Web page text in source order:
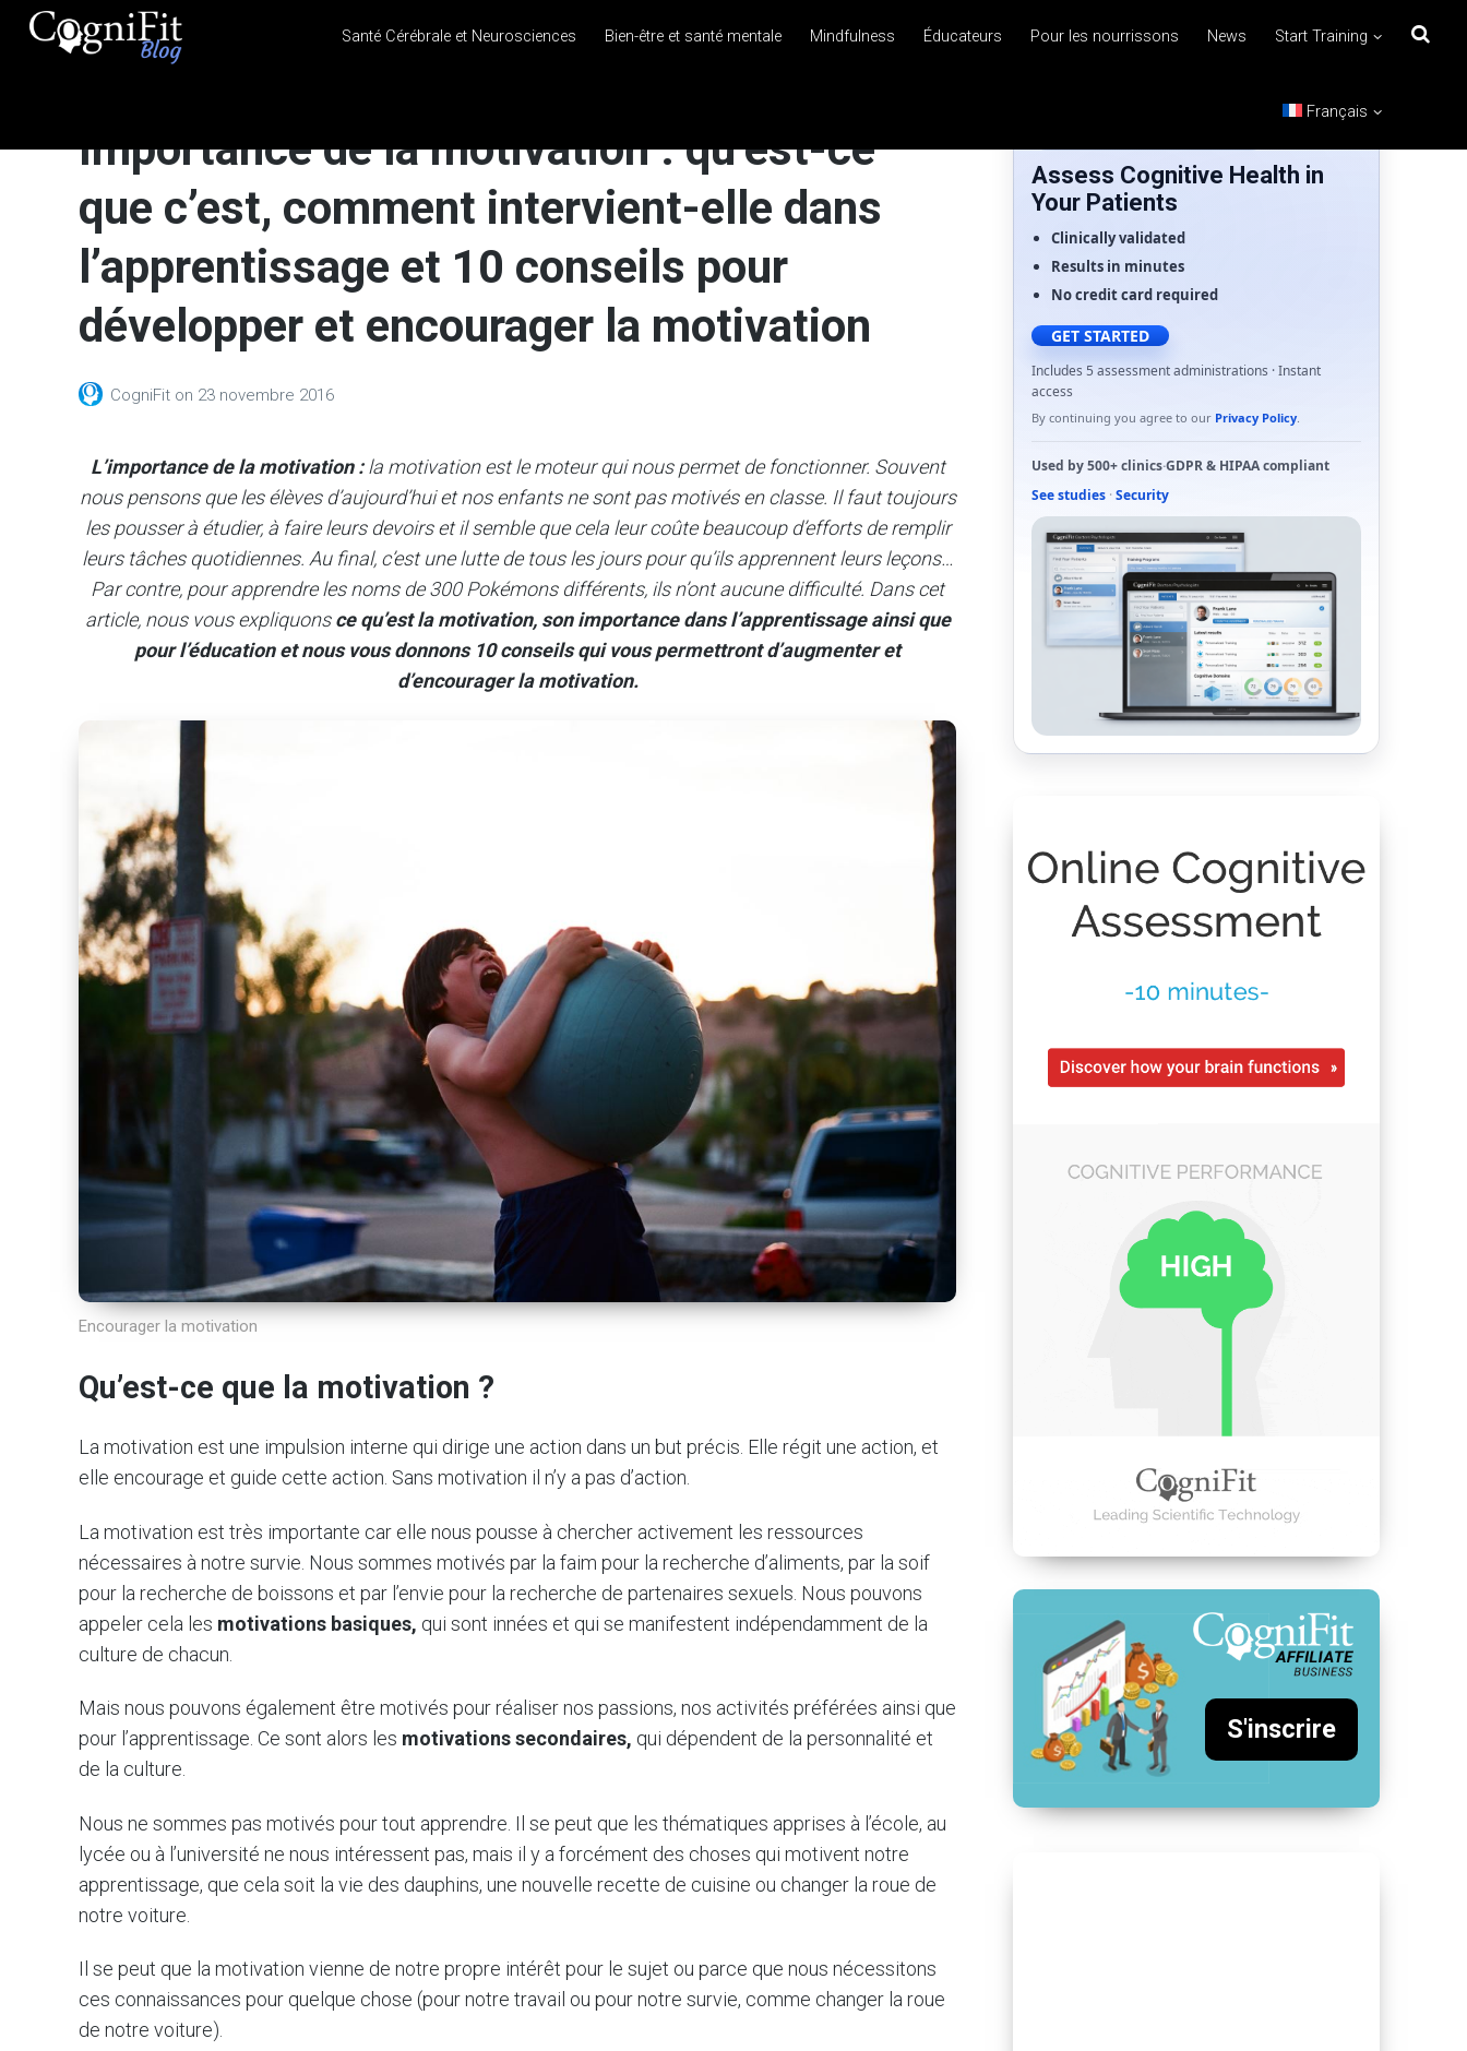
Health
Brain Training, Mental
Health, and Wellness
Santé Cérébrale et Neurosciences Bien-être et santé mentale Mindfulness Éducateurs Pour les nourrissons News Start Training
Français
Importance de la motivation : qu’est-ce
que c’est, comment intervient-elle dans
l’apprentissage et 10 conseils pour
développer et encourager la motivation
CogniFit on 23 novembre 2016
L’importance de la motivation :la motivation est le moteur qui nous permet de fonctionner. Souvent
nous pensons que les élèves d’aujourd’hui et nos enfants ne sont pas motivés en classe. Il faut toujours
les pousser à étudier, à faire leurs devoirs et il semble que cela leur coûte beaucoup d’efforts de remplir
leurs tâches quotidiennes. Au final, c’est une lutte de tous les jours pour qu’ils apprennent leurs leçons…
Par contre, pour apprendre les noms de 300 Pokémons différents, ils n’ont aucune difficulté. Dans cet
article, nous vous expliquonsce qu’est la motivation, son importance dans l’apprentissage ainsi que
pour l’éducation et nous vous donnons 10 conseils qui vous permettront d’augmenter et
d’encourager la motivation.
Encourager la motivation
Qu’est-ce que la motivation ?
La motivation est une impulsion interne qui dirige une action dans un but précis. Elle régit une action, et
elle encourage et guide cette action. Sans motivation il n’y a pas d’action.
La motivation est très importante car elle nous pousse à chercher activement les ressources
nécessaires à notre survie. Nous sommes motivés par la faim pour la recherche d’aliments, par la soif
pour la recherche de boissons et par l’envie pour la recherche de partenaires sexuels. Nous pouvons
appeler cela les motivations basiques, qui sont innées et qui se manifestent indépendamment de la
culture de chacun.
Mais nous pouvons également être motivés pour réaliser nos passions, nos activités préférées ainsi que
pour l’apprentissage. Ce sont alors les motivations secondaires, qui dépendent de la personnalité et
de la culture.
Nous ne sommes pas motivés pour tout apprendre. Il se peut que les thématiques apprises à l’école, au
lycée ou à l’université ne nous intéressent pas, mais il y a forcément des choses qui motivent notre
apprentissage, que cela soit la vie des dauphins, une nouvelle recette de cuisine ou changer la roue de
notre voiture.
Il se peut que la motivation vienne de notre propre intérêt pour le sujet ou parce que nous nécessitons
ces connaissances pour quelque chose (pour notre travail ou pour notre survie, comme changer la roue
de notre voiture).
Assess Cognitive Health in
Your Patients
Clinically validated
Results in minutes
No credit card required
GET STARTED
Includes 5 assessment administrations · Instant
access
By continuing you agree to our Privacy Policy.
Used by500+ clinics·GDPR& HIPAAcompliant
See studies · Security
S'inscrire